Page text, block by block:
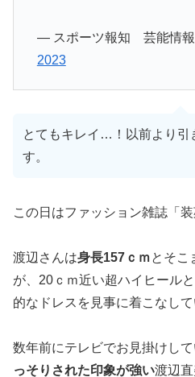
— スポーツ報知 芸能情報
2023
とてもキレイ…！以前より引
す。
この日はファッション雑誌「
渡辺さんは身長157ｃｍとそこ
が、20ｃｍ近い超ハイヒール
的なドレスを見事に着こなして
数年前にテレビでお見掛けして
っそりされた印象が強い渡辺直